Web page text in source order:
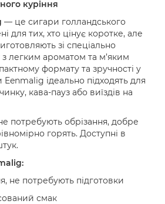
куріння
— це сигари голландського
для тих, хто цінує коротке, але
зі спеціально
легким ароматом та м’яким
формату та зручності у
ідеально підходять для
кава-пауз або виїздів на
потребують обрізання, добре
горять. Доступні в
не потребують підготовки
смак